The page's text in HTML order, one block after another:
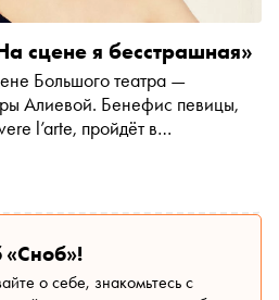
сцене я бесстрашная»
Большого театра —
Алиевой. Бенефис певицы,
l’arte, пройдёт в
«Снобу» Динара
режиссёрских решениях и
«Сноб»!
о себе, знакомьтесь с